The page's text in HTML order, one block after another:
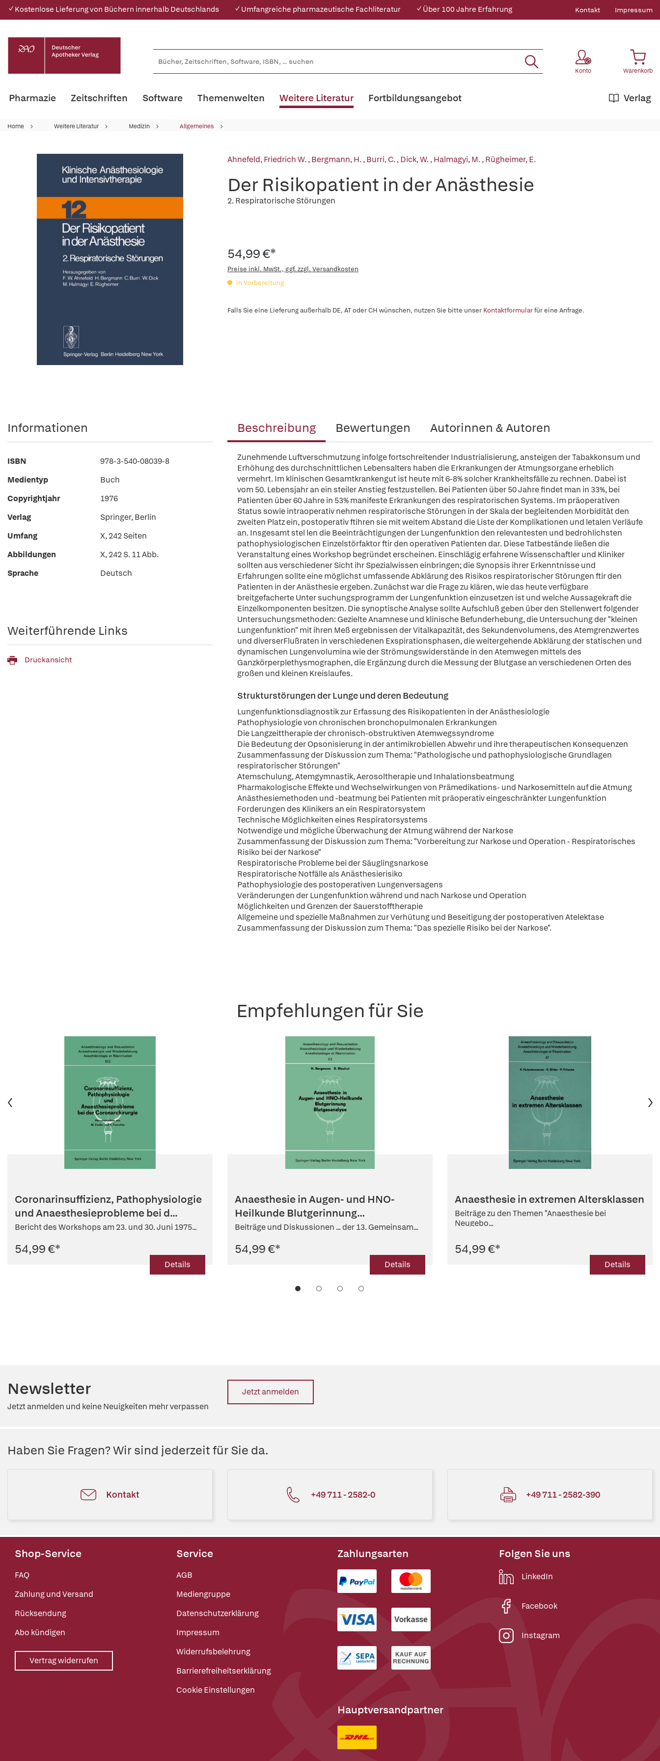
✓ Kostenlose Lieferung von Büchern innerhalb Deutschlands ✓ Umfangreiche pharmazeutische Fachliteratur ✓ Über 100 Jahre Erfahrung Kontakt Impressum
Konto Warenkorb
Pharmazie Zeitschriften Software Themenwelten Weitere Literatur Verlag
Fortbildungsangebot
Home Weitere Literatur Medizin Allgemeines
Ahnefeld, Friedrich W.,Bergmann, H.,Burri, C.,Dick, W.,Halmagyi, M.,Rügheimer, E.
Der Risikopatient in der Anästhesie
2. Respiratorische Störungen
54,99 €*
Preise inkl. MwSt., ggf. zzgl. Versandkosten
in Vorbereitung
Falls Sie eine Lieferung außerhalb DE, AT oder CH wünschen, nutzen Sie bitte unser Kontaktformularfür eine Anfrage.
Beschreibung Bewertungen Autorinnen & Autoren
Zunehmende Luftverschmutzung infolge fortschreitender Industrialisierung, ansteigen der Tabakkonsum und
Erhöhung des durchschnittlichen Lebensalters haben die Erkrankungen der Atmungsorgane erheblich
vermehrt. Im klinischen Gesamtkrankengut ist heute mit 6-8% solcher Krankheitsfälle zu rechnen. Dabei ist
vom 50. Lebensjahr an ein steiler Anstieg festzustellen. Bei Patienten über 50 Jahre findet man in 33%, bei
Patienten über 60 Jahre in 53% manifeste Erkrankungen des respiratorischen Systems. Im präoperativen
Status sowie intraoperativ nehmen respiratorische Störungen in der Skala der begleitenden Morbidität den
zweiten Platz ein, postoperativ ftihren sie mit weitem Abstand die Liste der Komplikationen und letalen Verläufe
an. Insgesamt stel len die Beeinträchtigungen der Lungenfunktion den relevantesten und bedrohlichsten
pathophysiologischen Einzelstörfaktor ftir den operativen Patienten dar. Diese Tatbestände ließen die
Veranstaltung eines Workshop begründet erscheinen. Einschlägig erfahrene Wissenschaftler und Kliniker
sollten aus verschiedener Sicht ihr Spezialwissen einbringen; die Synopsis ihrer Erkenntnisse und
Erfahrungen sollte eine möglichst umfassende Abklärung des Risikos respiratorischer Störungen ftir den
Patienten in der Anästhesie ergeben. Zunächst war die Frage zu klären, wie das heute verfügbare
breitgefacherte Unter suchungsprogramm der Lungenfunktion einzusetzen ist und welche Aussagekraft die
Einzelkomponenten besitzen. Die synoptische Analyse sollte Aufschluß geben über den Stellenwert folgender
Untersuchungsmethoden: Gezielte Anamnese und klinische Befunderhebung, die Untersuchung der "kleinen
Lungenfunktion" mit ihren Meß ergebnissen der Vitalkapazität, des Sekundenvolumens, des Atemgrenzwertes
und diverserFlußraten in verschiedenen Exspirationsphasen, die weitergehende Abklärung der statischen und
dynamischen Lungenvolumina wie der Strömungswiderstände in den Atemwegen mittels des
Ganzkörperplethysmographen, die Ergänzung durch die Messung der Blutgase an verschiedenen Orten des
großen und kleinen Kreislaufes.
Strukturstörungen der Lunge und deren Bedeutung
Lungenfunktionsdiagnostik zur Erfassung des Risikopatienten in der Anästhesiologie
Pathophysiologie von chronischen bronchopulmonalen Erkrankungen
Die Langzeittherapie der chronisch-obstruktiven Atemwegssyndrome
Die Bedeutung der Opsonisierung in der antimikrobiellen Abwehr und ihre therapeutischen Konsequenzen
Zusammenfassung der Diskussion zum Thema: "Pathologische und pathophysiologische Grundlagen
respiratorischer Störungen"
Atemschulung, Atemgymnastik, Aerosoltherapie und Inhalationsbeatmung
Pharmakologische Effekte und Wechselwirkungen von Prämedikations- und Narkosemitteln auf die Atmung
Anästhesiemethoden und -beatmung bei Patienten mit präoperativ eingeschränkter Lungenfunktion
Forderungen des Klinikers an ein Respiratorsystem
Technische Möglichkeiten eines Respiratorsystems
Notwendige und mögliche Überwachung der Atmung während der Narkose
Zusammenfassung der Diskussion zum Thema: "Vorbereitung zur Narkose und Operation - Respiratorisches
Risiko bei der Narkose"
Respiratorische Probleme bei der Säuglingsnarkose
Respiratorische Notfälle als Anästhesierisiko
Pathophysiologie des postoperativen Lungenversagens
Veränderungen der Lungenfunktion während und nach Narkose und Operation
Möglichkeiten und Grenzen der Sauerstofftherapie
Allgemeine und spezielle Maßnahmen zur Verhütung und Beseitigung der postoperativen Atelektase
Zusammenfassung der Diskussion zum Thema: "Das spezielle Risiko bei der Narkose".
Informationen
ISBN
978-3-540-08039-8
Medientyp
Buch
Copyrightjahr
1976
Verlag
Springer, Berlin
Umfang
X, 242 Seiten
Abbildungen
X, 242 S. 11 Abb.
Sprache
Deutsch
Weiterführende Links
Druckansicht
Empfehlungen für Sie
Coronarinsuffizienz, Pathophysiologie
und Anaesthesieprobleme bei d...
Bericht des Workshops am 23. und 30. Juni 1975...
54,99 €*
Details
Anaesthesie in Augen- und HNO-
Heilkunde Blutgerinnung
Blutgasanalyse
Beiträge und Diskussionen ... der 13. Gemeinsam...
54,99 €*
Details
Anaesthesie in extremen Altersklassen
Beiträge zu den Themen "Anaesthesie bei
Neugebo...
54,99 €*
Details
Newsletter
Jetzt anmelden und keine Neuigkeiten mehr verpassen
Jetzt anmelden
Haben Sie Fragen? Wir sind jederzeit für Sie da.
Kontakt +49 711 - 2582-0 +49 711 - 2582-390
Shop-Service
FAQ
Zahlung und Versand
Rücksendung
Abo kündigen
Vertrag widerrufen
Service
AGB
Mediengruppe
Datenschutzerklärung
Impressum
Widerrufsbelehrung
Barrierefreiheitserklärung
Cookie Einstellungen
Zahlungsarten
Hauptversandpartner
Folgen Sie uns
LinkedIn
Facebook
Instagram